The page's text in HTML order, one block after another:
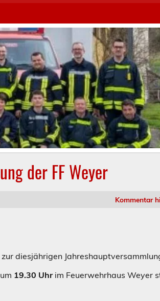
der FF Weyer
Kommentar
diesjährigen
19.30 Uhrim Feuerwehrhaus Weyer